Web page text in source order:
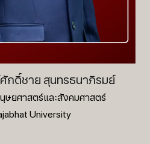
กดิ์ชาย สุนทรธนาภิรมย์
ยศาสตร์และสังคมศาสตร์
University